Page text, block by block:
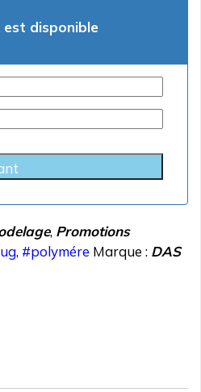
est disponible
, Promotions
, #polymére Marque : DAS